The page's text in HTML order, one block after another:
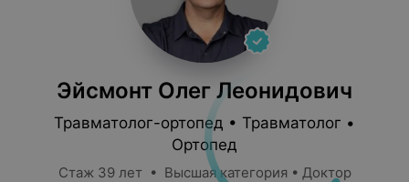
Эйсмонт Олег Леонидович
Травматолог-ортопед • Травматолог •
Ортопед
Стаж 39 лет • Высшая категория • Доктор